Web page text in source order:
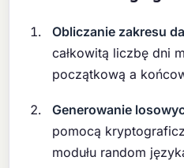
Obliczanie zakresu
całkowitą liczbę dni
początkową a
Generowanie
pomocą
modułu random